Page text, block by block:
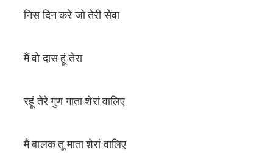
निस दिन करे जो तेरी सेवा
मैं वो दास हूं तेरा
रहूं तेरे गुण गाता शेरां वालिए
मैं बालक तू माता शेरां वालिए